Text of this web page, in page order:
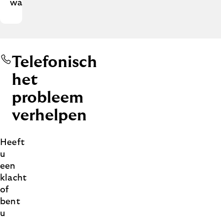
waardevol.
Telefonisch
het
probleem
verhelpen
Heeft
u
een
klacht
of
bent
u